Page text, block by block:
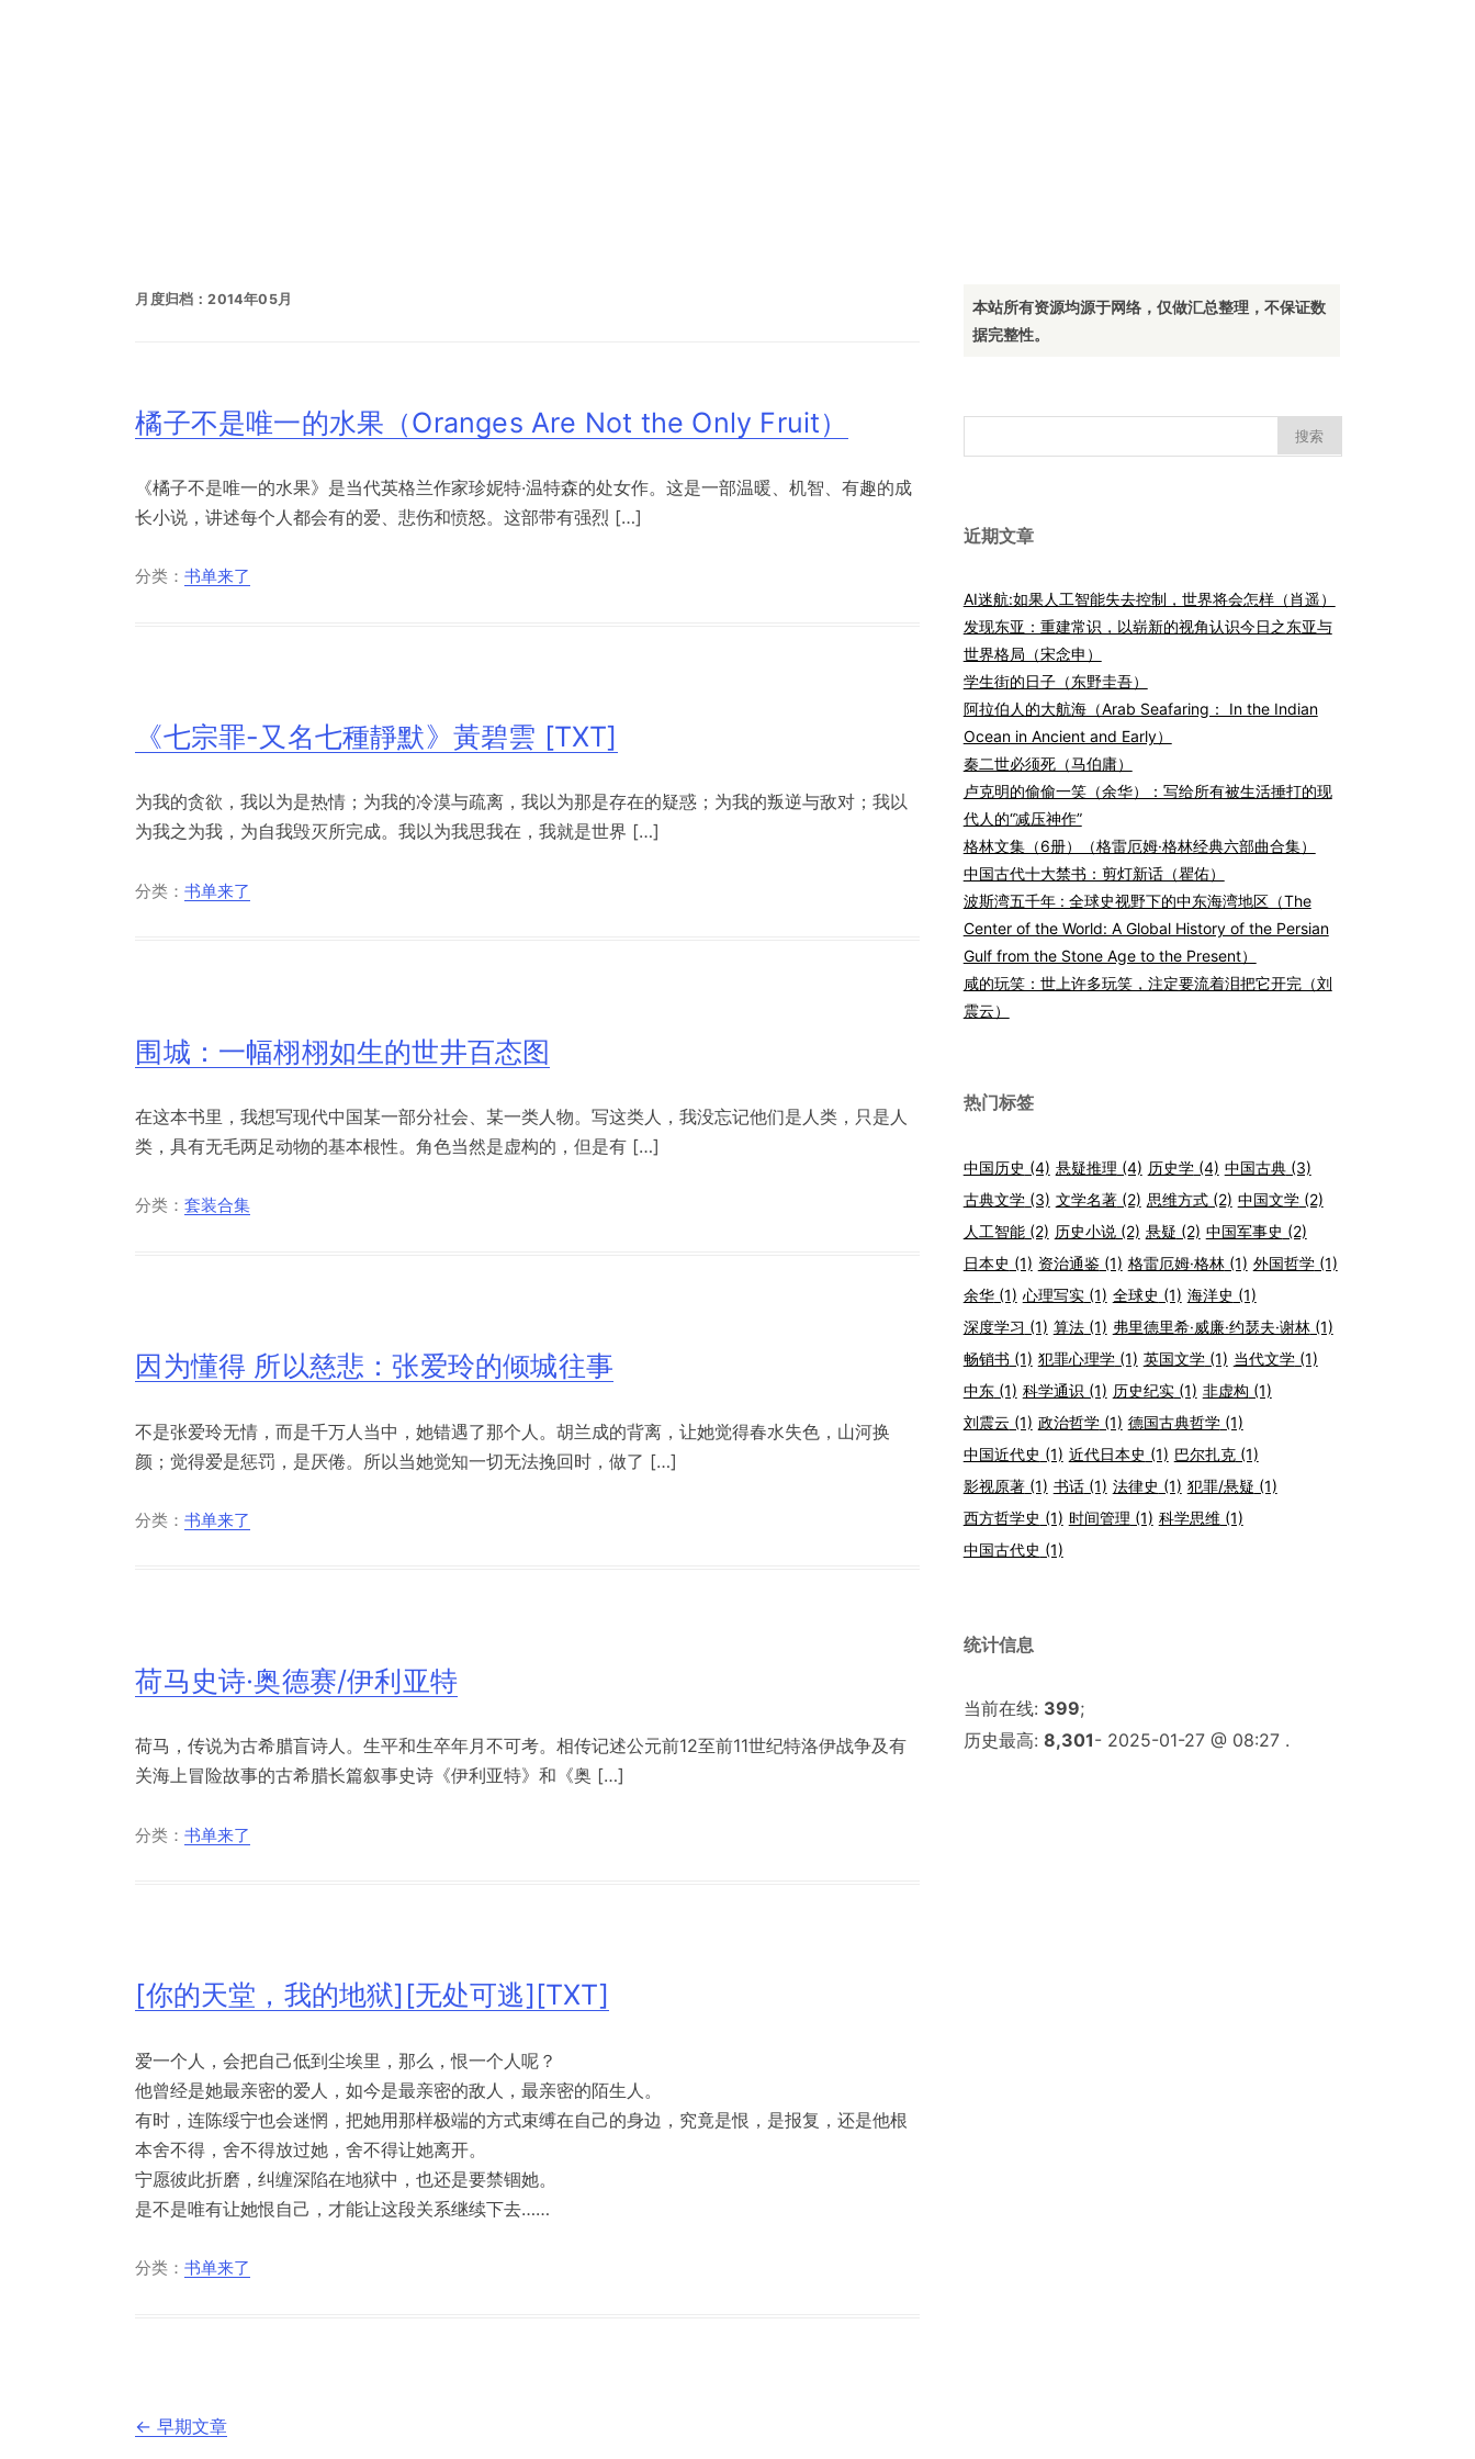
月度归档：2014年05月
橘子不是唯一的水果（Oranges Are Not the Only Fruit）
《橘子不是唯一的水果》是当代英格兰作家珍妮特·温特森的处女作。这是一部温暖、机智、有趣的成
长小说，讲述每个人都会有的爱、悲伤和愤怒。这部带有强烈 […]
分类：书单来了
《七宗罪-又名七種靜默》黃碧雲 [TXT]
为我的贪欲，我以为是热情；为我的冷漠与疏离，我以为那是存在的疑惑；为我的叛逆与敌对；我以
为我之为我，为自我毁灭所完成。我以为我思我在，我就是世界 […]
分类：书单来了
围城：一幅栩栩如生的世井百态图
在这本书里，我想写现代中国某一部分社会、某一类人物。写这类人，我没忘记他们是人类，只是人
类，具有无毛两足动物的基本根性。角色当然是虚构的，但是有 […]
分类：套装合集
因为懂得 所以慈悲：张爱玲的倾城往事
不是张爱玲无情，而是千万人当中，她错遇了那个人。胡兰成的背离，让她觉得春水失色，山河换
颜；觉得爱是惩罚，是厌倦。所以当她觉知一切无法挽回时，做了 […]
分类：书单来了
荷马史诗·奥德赛/伊利亚特
荷马，传说为古希腊盲诗人。生平和生卒年月不可考。相传记述公元前12至前11世纪特洛伊战争及有
关海上冒险故事的古希腊长篇叙事史诗《伊利亚特》和《奥 […]
分类：书单来了
[你的天堂，我的地狱][无处可逃][TXT]
爱一个人，会把自己低到尘埃里，那么，恨一个人呢？
他曾经是她最亲密的爱人，如今是最亲密的敌人，最亲密的陌生人。
有时，连陈绥宁也会迷惘，把她用那样极端的方式束缚在自己的身边，究竟是恨，是报复，还是他根
本舍不得，舍不得放过她，舍不得让她离开。
宁愿彼此折磨，纠缠深陷在地狱中，也还是要禁锢她。
是不是唯有让她恨自己，才能让这段关系继续下去……
分类：书单来了
文
章
← 早期文章
本站所有资源均源于网络，仅做汇总整理，不保证数
据完整性。
索：
近期文章
AI迷航:如果人工智能失去控制，世界将会怎样（肖遥）
发现东亚：重建常识，以崭新的视角认识今日之东亚与
世界格局（宋念申）
学生街的日子（东野圭吾）
阿拉伯人的大航海（Arab Seafaring： In the Indian
Ocean in Ancient and Early）
秦二世必须死（马伯庸）
卢克明的偷偷一笑（余华）：写给所有被生活捶打的现
代人的“减压神作”
格林文集（6册）（格雷厄姆·格林经典六部曲合集）
中国古代十大禁书：剪灯新话（瞿佑）
波斯湾五千年 : 全球史视野下的中东海湾地区（The
Center of the World: A Global History of the Persian
Gulf from the Stone Age to the Present）
咸的玩笑：世上许多玩笑，注定要流着泪把它开完（刘
震云）
热门标签
中国历史 (4) 悬疑推理 (4) 历史学(4) 中国古典(3)
古典文学(3) 文学名著(2) 思维方式(2) 中国文学(2)
人工智能(2) 历史小说(2) 悬疑 (2) 中国军事史 (2)
日本史 (1) 资治通鉴(1) 格雷厄姆·格林(1) 外国哲学(1)
余华(1) 心理写实(1) 全球史 (1) 海洋史 (1)
深度学习 (1) 算法(1) 弗里德里希·威廉·约瑟夫·谢林(1)
畅销书 (1) 犯罪心理学(1) 英国文学(1) 当代文学(1)
中东(1) 科学通识 (1) 历史纪实(1) 非虚构 (1)
刘震云 (1) 政治哲学(1) 德国古典哲学(1)
中国近代史 (1) 近代日本史 (1) 巴尔扎克(1)
影视原著(1) 书话(1) 法律史 (1) 犯罪/悬疑 (1)
西方哲学史 (1) 时间管理 (1) 科学思维(1)
中国古代史 (1)
统计信息
当前在线: 399;
历史最高: 8,301- 2025-01-27 @ 08:27 .